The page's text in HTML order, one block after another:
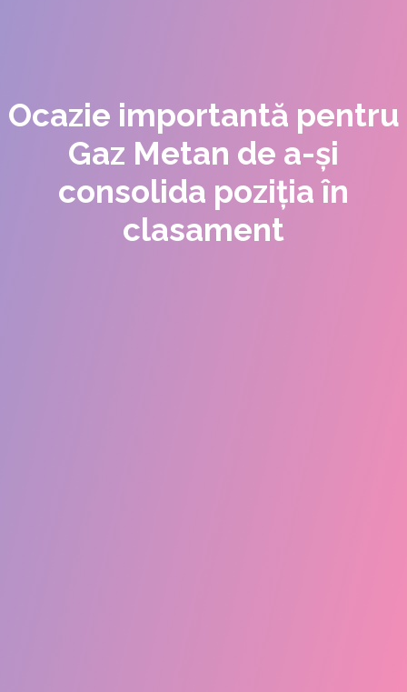
Ocazie importantă pentru
Gaz Metan de a-și
consolida poziția în
clasament